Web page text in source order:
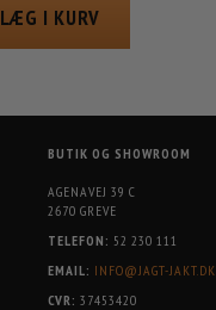
LÆG I KURV
BUTIK OG SHOWROOM
AGENAVEJ 39 C
2670 GREVE
TELEFON: 52 230 111
EMAIL: INFO@JAGT-JAKT.DK
CVR: 37453420